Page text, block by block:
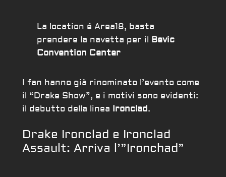
La location é Area18, basta
prendere la navetta per il Bevic
Convention Center
I fan hanno già rinominato l’evento come
il “Drake Show”, e i motivi sono evidenti:
il debutto della linea Ironclad.
Drake Ironclad e Ironclad
Assault: Arriva l’”Ironchad”